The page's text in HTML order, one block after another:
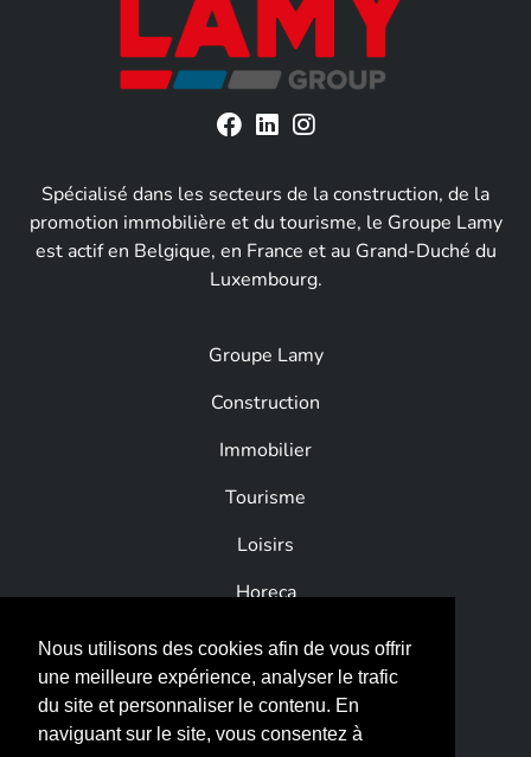
Nous utilisons des cookies afin de vous offrir
une meilleure expérience, analyser le trafic
du site et personnaliser le contenu. En
naviguant sur le site, vous consentez à
Spécialisé dans les secteurs de la construction, de la
promotion immobilière et du tourisme, le Groupe Lamy
est actif en Belgique, en France et au Grand-Duché du
Luxembourg.
Groupe Lamy
Construction
Immobilier
Tourisme
Loisirs
Horeca
News
Contact